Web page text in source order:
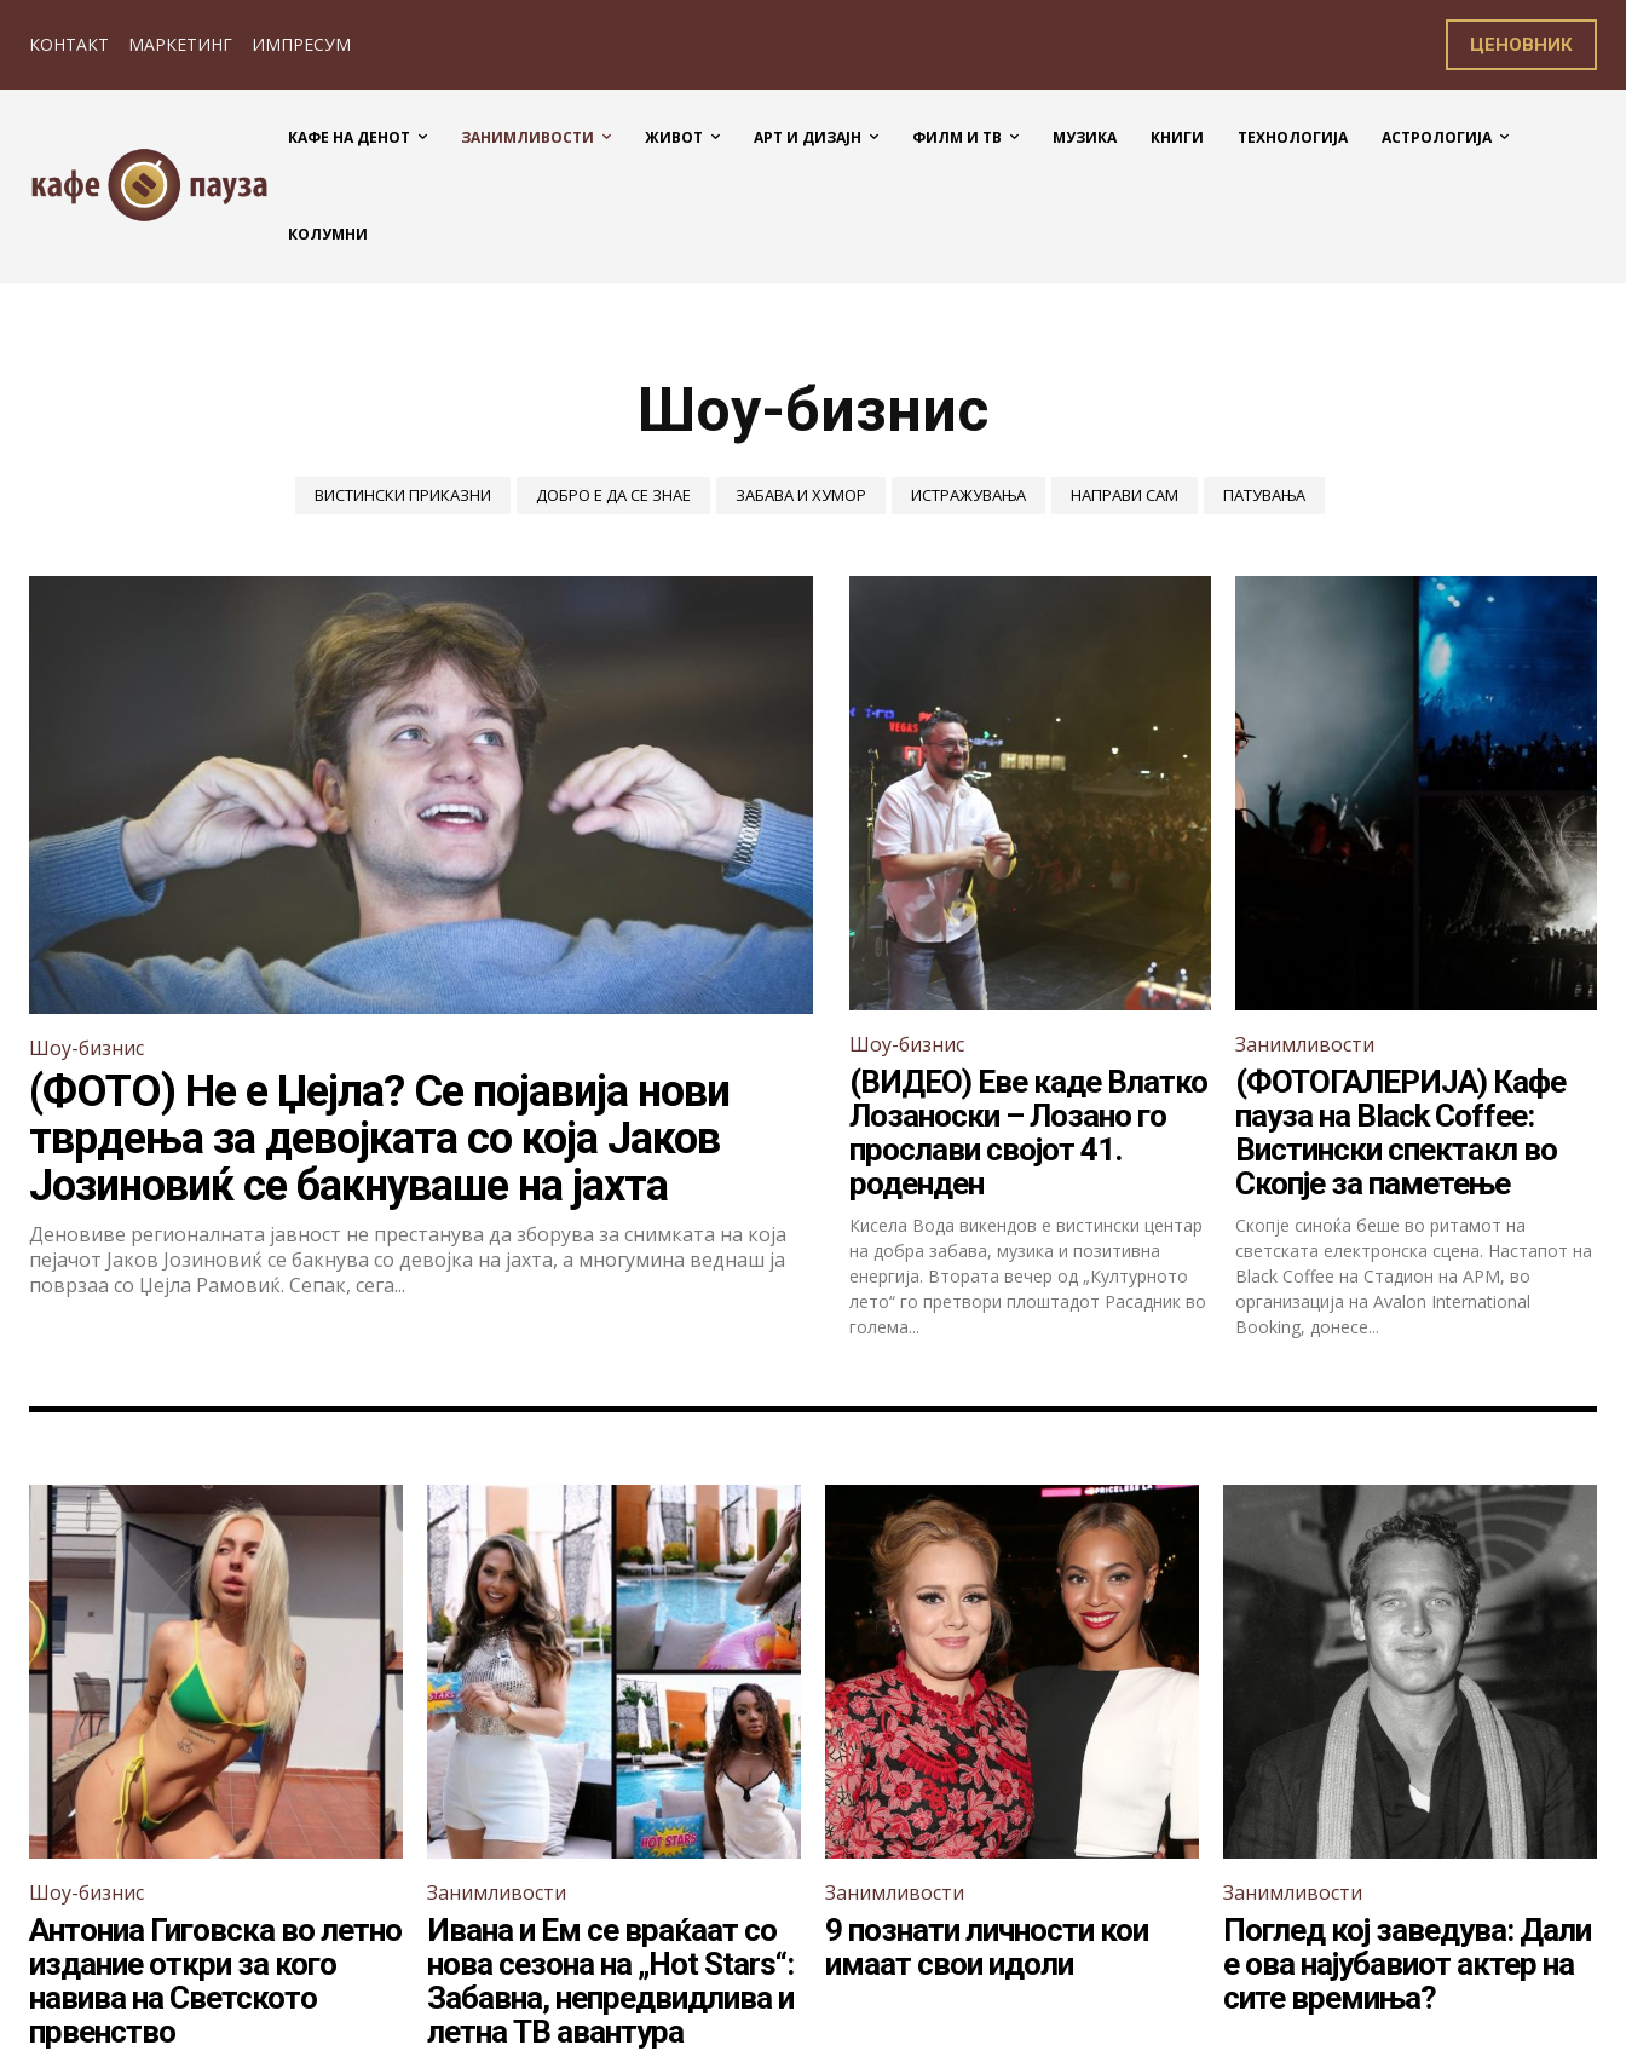
КОНТАКТ МАРКЕТИНГ ИМПРЕСУМ ЦЕНОВНИК
КАФЕ НА ДЕНОТ ЗАНИМЛИВОСТИ ЖИВОТ АРТ И ДИЗАЈН ФИЛМ И ТВ МУЗИКА КНИГИ ТЕХНОЛОГИЈА АСТРОЛОГИЈА
КОЛУМНИ
Шоу-бизнис
ВИСТИНСКИ ПРИКАЗНИ ДОБРО Е ДА СЕ ЗНАЕ ЗАБАВА И ХУМОР ИСТРАЖУВАЊА НАПРАВИ САМ ПАТУВАЊА
Шоу-бизнис
(ФОТО) Не е Џејла? Се појавија нови
тврдења за девојката со која Јаков
Јозиновиќ се бакнуваше на јахта
Деновиве регионалната јавност не престанува да зборува за снимката на која
пејачот Јаков Јозиновиќ се бакнува со девојка на јахта, а многумина веднаш ја
поврзаа со Џејла Рамовиќ. Сепак, сега...
Шоу-бизнис
(ВИДЕО) Еве каде Влатко
Лозаноски – Лозано го
прослави својот 41.
роденден
Кисела Вода викендов е вистински центар
на добра забава, музика и позитивна
енергија. Втората вечер од „Културното
лето“ го претвори плоштадот Расадник во
голема...
Занимливости
(ФОТОГАЛЕРИЈА) Кафе
пауза на Black Coffee:
Вистински спектакл во
Скопје за паметење
Скопје синоќа беше во ритамот на
светската електронска сцена. Настапот на
Black Coffee на Стадион на АРМ, во
организација на Avalon International
Booking, донесе...
Шоу-бизнис
Антониа Гиговска во летно
издание откри за кого
навива на Светското
првенство
Занимливости
Ивана и Ем се враќаат со
нова сезона на „Hot Stars“:
Забавна, непредвидлива и
летна ТВ авантура
Занимливости
9 познати личности кои
имаат свои идоли
Занимливости
Поглед кој заведува: Дали
е ова најубавиот актер на
сите времиња?